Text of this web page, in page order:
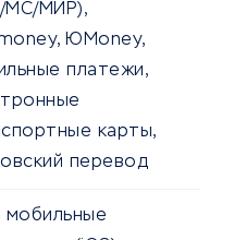
MC/МИР),
ЮMoney,
платежи,
карты,
перевод
мобильные